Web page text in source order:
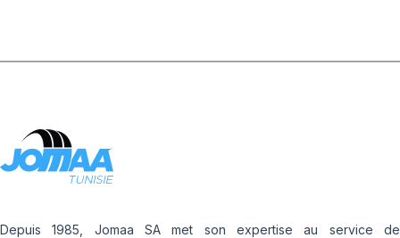
Depuis 1985, Jomaa SA met son expertise au service de